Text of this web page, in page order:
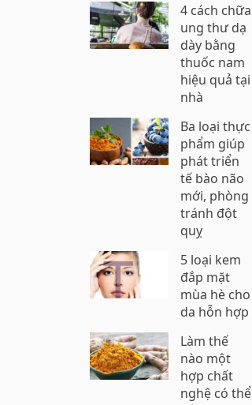
4 cách chữa
ung thư dạ
dày bằng
thuốc nam
hiệu quả tại
nhà
Ba loại thực
phẩm giúp
phát triển
tế bào não
mới, phòng
tránh đột
quỵ
5 loại kem
đắp mặt
mùa hè cho
da hỗn hợp
Làm thế
nào một
hợp chất
nghệ có thể